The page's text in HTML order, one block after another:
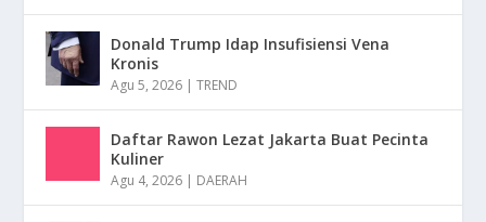
Donald Trump Idap Insufisiensi Vena
Kronis
Agu 5, 2026 |TREND
Daftar Rawon Lezat Jakarta Buat Pecinta
Kuliner
Agu 4, 2026 | DAERAH